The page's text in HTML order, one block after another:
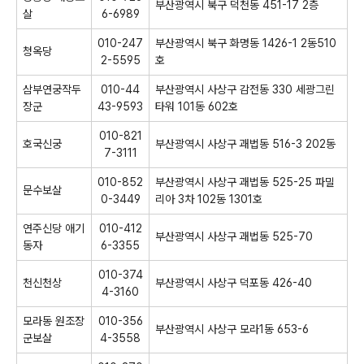
살
6-6989
부산광역시 북구 덕천동 451-17 2층
청옥당
010-247
2-5595
부산광역시 북구 화명동 1426-1 2동510
호
삼부연궁작두
장군
010-44
43-9593
부산광역시 사상구 감전동 330 세광그린
타워 101동 602호
호국신궁
010-821
7-3111
부산광역시 사상구 괘법동 516-3 202동
문수보살
010-852
0-3449
부산광역시 사상구 괘법동 525-25 파밀
리아 3차 102동 1301호
연주신당 애기
동자
010-412
6-3355
부산광역시 사상구 괘법동 525-70
천신천상
010-374
4-3160
부산광역시 사상구 덕포동 426-40
모라동 원조장
군보살
010-356
4-3558
부산광역시 사상구 모라1동 653-6